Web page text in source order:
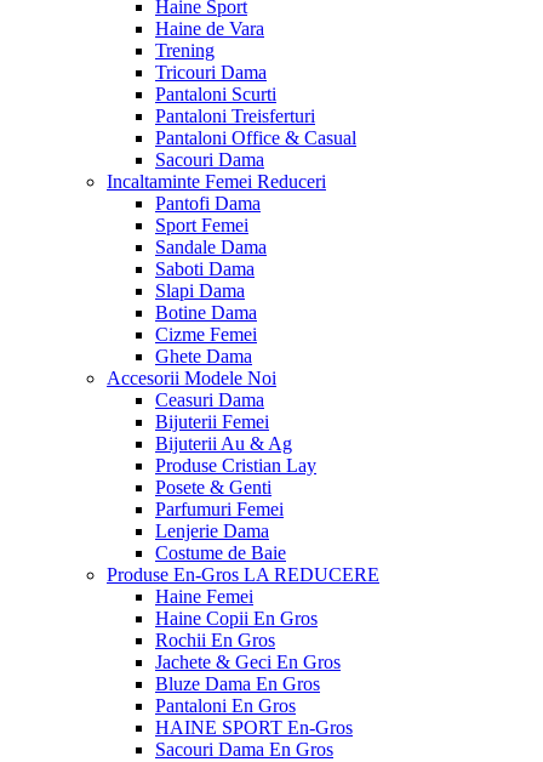
Haine Sport
Haine de Vara
Trening
Tricouri Dama
Pantaloni Scurti
Pantaloni Treisferturi
Pantaloni Office & Casual
Sacouri Dama
Incaltaminte Femei Reduceri
Pantofi Dama
Sport Femei
Sandale Dama
Saboti Dama
Slapi Dama
Botine Dama
Cizme Femei
Ghete Dama
Accesorii Modele Noi
Ceasuri Dama
Bijuterii Femei
Bijuterii Au & Ag
Produse Cristian Lay
Posete & Genti
Parfumuri Femei
Lenjerie Dama
Costume de Baie
Produse En-Gros LA REDUCERE
Haine Femei
Haine Copii En Gros
Rochii En Gros
Jachete & Geci En Gros
Bluze Dama En Gros
Pantaloni En Gros
HAINE SPORT En-Gros
Sacouri Dama En Gros